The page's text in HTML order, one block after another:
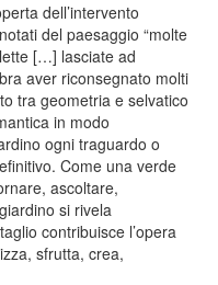
dell’intervento
del paesaggio “molte
[…] lasciate ad
aver riconsegnato molti
tra geometria e selvatico
in modo
ogni traguardo o
Come una verde
ascoltare,
si rivela
contribuisce l’opera
sfrutta, crea,